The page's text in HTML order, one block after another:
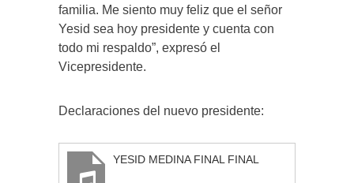
familia. Me siento muy feliz que el señor
Yesid sea hoy presidente y cuenta con
todo mi respaldo”, expresó el
Vicepresidente.
Declaraciones del nuevo presidente:
YESID MEDINA FINAL FINAL